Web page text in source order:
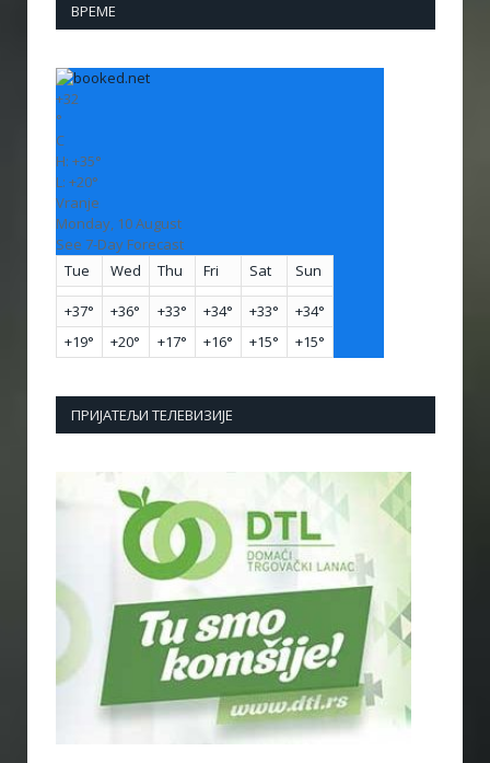
ВРЕМЕ
+32
°
C
H: +35°
L: +20°
Vranje
Monday, 10 August
See 7-Day Forecast
Tue
Wed Thu Fri Sat Sun
+37° +36° +33° +34° +33° +34°
+19° +20° +17° +16° +15° +15°
ПРИЈАТЕЉИ ТЕЛЕВИЗИЈЕ